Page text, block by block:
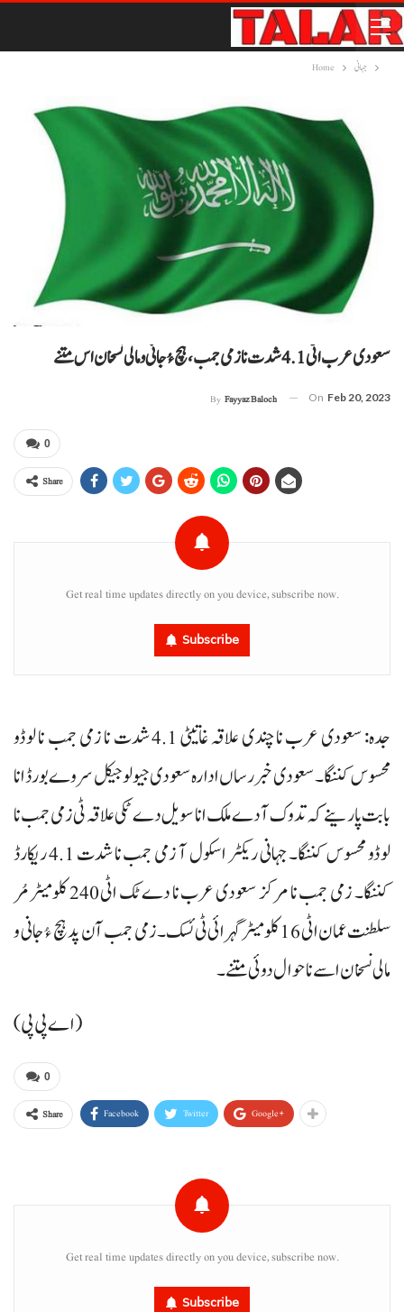
Home جہانی
سعودی عرب اٹی 4.1 شدت نا زمی جمب، ہچ ءُ جانی و مالی نسخان اس متنے
By Fayyaz Baloch On Feb 20, 2023
0
Share
Get real time updates directly on you device, subscribe now.
Subscribe
جدہ: سعودی عرب نا چندی علاقہ غاتیٹی 4.1 شدت نا زمی جمب نا لوڈو
محسوس کننگا۔ سعودی خبررساں ادارہ سعودی جیولوجیکل سروے بورڈ انا
بابت پارینے کہ تدوک آ دے ملک انا سویل دے ٹکی علاقہ ٹی زمی جمب نا
لوڈو محسوس کننگا۔ جہانی ریکٹر اسکول آ زمی جمب نا شدت 4.1 ریکارڈ
کننگا۔ زمی جمب نا مرکز سعودی عرب نا دے ٹک اٹی 240 کلومیٹر مُر
سلطنت عمان اٹی 16 کلومیٹر گہرائی ٹی ئسک۔ زمی جمب آن پد ہچ ءُ جانی و
مالی نسخان اسے نا حوال دوئی متنے۔
(اے پی پی)
0
Share Facebook Twitter Google+
Get real time updates directly on you device, subscribe now.
Subscribe